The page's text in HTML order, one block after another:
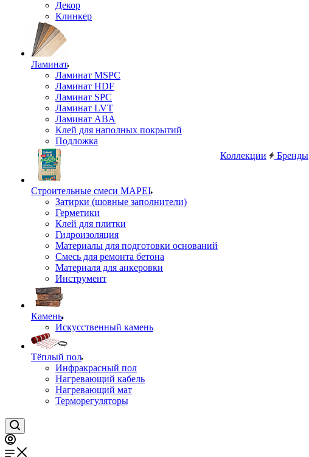
Декор
Клинкер
Ламинат
Ламинат MSPC
Ламинат HDF
Ламинат SPC
Ламинат LVT
Ламинат ABA
Клей для наполных покрытий
Подложка
Строительные смеси MAPEI
Затирки (шовные заполнители)
Герметики
Клей для плитки
Гидроизоляция
Материалы для подготовки оснований
Смесь для ремонта бетона
Материаля для анкеровки
Инструмент
Камень
Искусственный камень
Тёплый пол
Инфракрасный пол
Нагревающий кабель
Нагревающий мат
Терморегуляторы
Коллекции Бренды